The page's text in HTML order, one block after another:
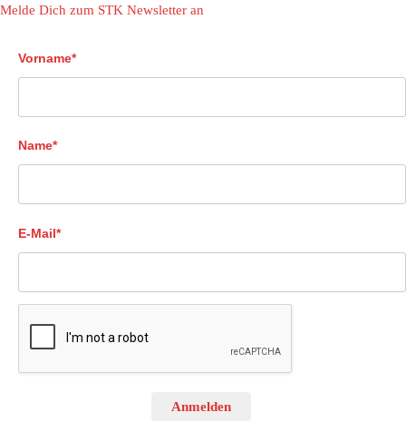
Melde Dich zum STK Newsletter an
Vorname*
Name*
E-Mail*
Anmelden